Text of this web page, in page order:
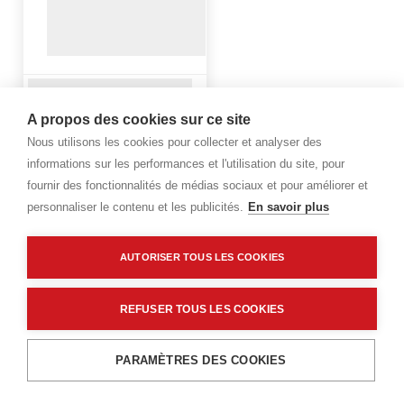
A propos des cookies sur ce site
Nous utilisons les cookies pour collecter et analyser des
informations sur les performances et l'utilisation du site, pour
fournir des fonctionnalités de médias sociaux et pour améliorer et
personnaliser le contenu et les publicités. En savoir plus
AUTORISER TOUS LES COOKIES
REFUSER TOUS LES COOKIES
PARAMÈTRES DES COOKIES